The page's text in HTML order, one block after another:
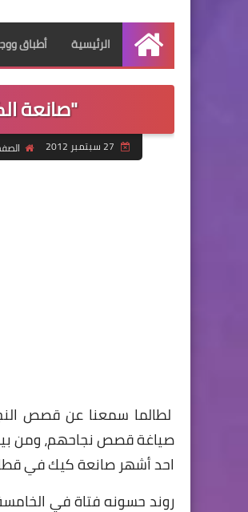
الرئيسية
الرئيسية أطباق
"صانعة
لطالما سمعنا عن قصص
صياغة قصص نجاحهم، ومن
احد أشهر صانعة كيك في
روند حسونه فتاة في